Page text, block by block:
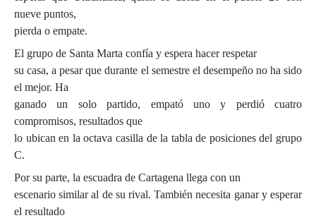
nueve puntos,
pierda o empate.
El grupo de Santa Marta confía y espera hacer respetar
su casa, a pesar que durante el semestre el desempeño no ha sido
el mejor. Ha
ganado un solo partido, empató uno y perdió cuatro
compromisos, resultados que
lo ubican en la octava casilla de la tabla de posiciones del grupo
C.
Por su parte, la escuadra de Cartagena llega con un
escenario similar al de su rival. También necesita ganar y esperar
el resultado